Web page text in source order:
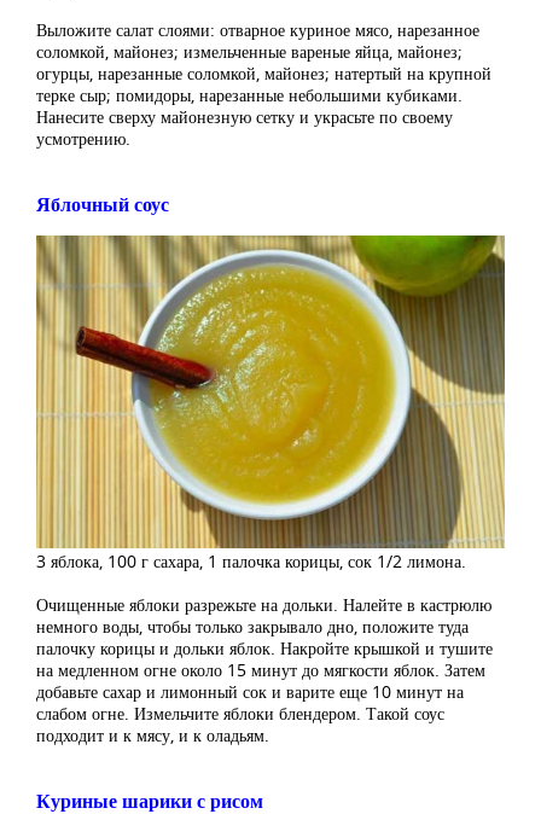
Выложите салат слоями: отварное куриное мясо, нарезанное
соломкой, майонез; измельченные вареные яйца, майонез;
огурцы, нарезанные соломкой, майонез; натертый на крупной
терке сыр; помидоры, нарезанные небольшими кубиками.
Нанесите сверху майонезную сетку и украсьте по своему
усмотрению.
Яблочный соус
3 яблока, 100 г сахара, 1 палочка корицы, сок 1/2 лимона.
Очищенные яблоки разрежьте на дольки. Налейте в кастрюлю
немного воды, чтобы только закрывало дно, положите туда
палочку корицы и дольки яблок. Накройте крышкой и тушите
на медленном огне около 15 минут до мягкости яблок. Затем
добавьте сахар и лимонный сок и варите еще 10 минут на
слабом огне. Измельчите яблоки блендером. Такой соус
подходит и к мясу, и к оладьям.
Куриные шарики с рисом